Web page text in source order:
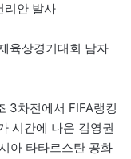
리안 발사
육상경기대회 남자
3차전에서 FIFA랭킹
시간에 나온 김영권
아 타타르스탄 공화